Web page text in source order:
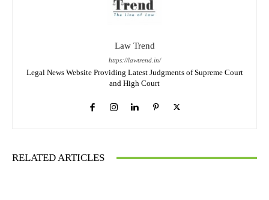
Law Trend
https://lawtrend.in/
Legal News Website Providing Latest Judgments of Supreme Court
and High Court
RELATED ARTICLES